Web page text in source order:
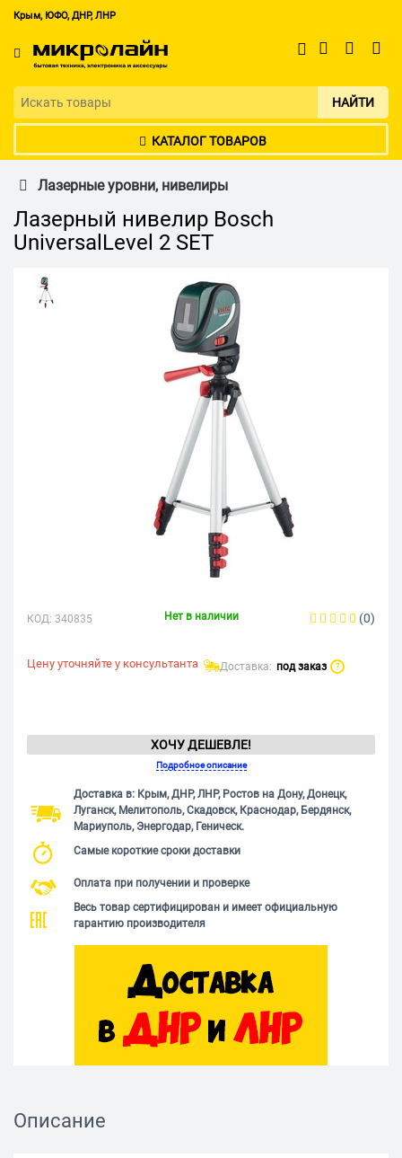
Крым, ЮФО, ДНР, ЛНР
НАЙТИ
КАТАЛОГ ТОВАРОВ
Лазерные уровни, нивелиры
Лазерный нивелир Bosch
UniversalLevel 2 SET
КОД: 340835 Нет в наличии (0)
Цену уточняйте у консультанта Доставка: под заказ ?
ХОЧУ ДЕШЕВЛЕ!
Подробное описание
Доставка в: Крым, ДНР, ЛНР, Ростов на Дону, Донецк,
Луганск, Мелитополь, Скадовск, Краснодар, Бердянск,
Мариуполь, Энергодар, Геническ.
Самые короткие сроки доставки
Оплата при получении и проверке
Весь товар сертифицирован и имеет официальную
гарантию производителя
Описание